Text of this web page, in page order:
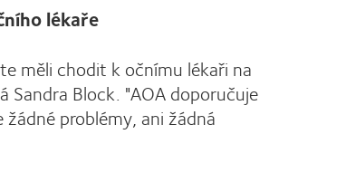
lékaře
měli chodit k očnímu lékaři na
Block. "AOA doporučuje
problémy, ani žádná